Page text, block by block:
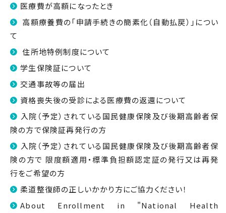
医療費が高額になったとき
高額療養費の「申請手続きの簡素化（自動払戻）」につい
て
住所地特例制度について
学生保険証について
交通事故等の届出
資格喪失後の受診による医療費の返還について
入院（予定）されている国民健康保険及び後期高齢者保
険の方で保険証再発行の方
入院（予定）されている国民健康保険及び後期高齢者保
険の方で 限度額適用・標準負担額認定証の発行又は再発
行をご希望の方
柔道整復師の正しいかかり方にご協力ください！
About Enrollment in "National Health